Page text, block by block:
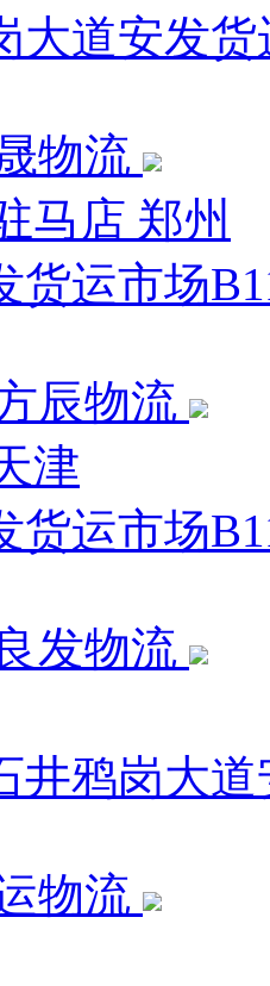
大道安发
物流
马店 郑州
货运市场
辰物流
津
货运市场
发物流
井鸦岗大
物流